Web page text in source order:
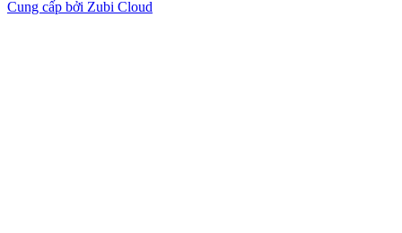
Cung cấp bởi Zubi Cloud